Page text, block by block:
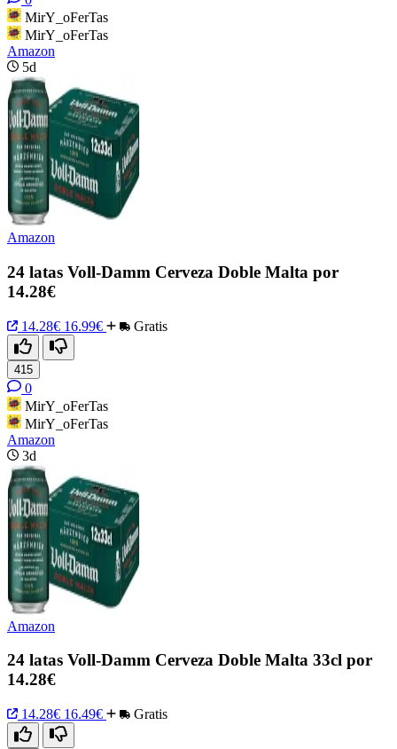
MirY_oFerTas
MirY_oFerTas
Amazon
5d
Amazon
24 latas Voll-Damm Cerveza Doble Malta por
14.28€
14.28€ 16.99€ Gratis
415
0
MirY_oFerTas
MirY_oFerTas
Amazon
3d
Amazon
24 latas Voll-Damm Cerveza Doble Malta 33cl por
14.28€
14.28€ 16.49€ Gratis